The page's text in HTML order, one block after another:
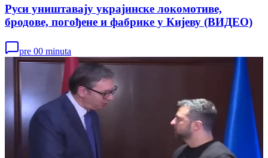
Руси уништавају украјинске локомотиве,
бродове, погођене и фабрике у Кијеву (ВИДЕО)
pre 00 minuta